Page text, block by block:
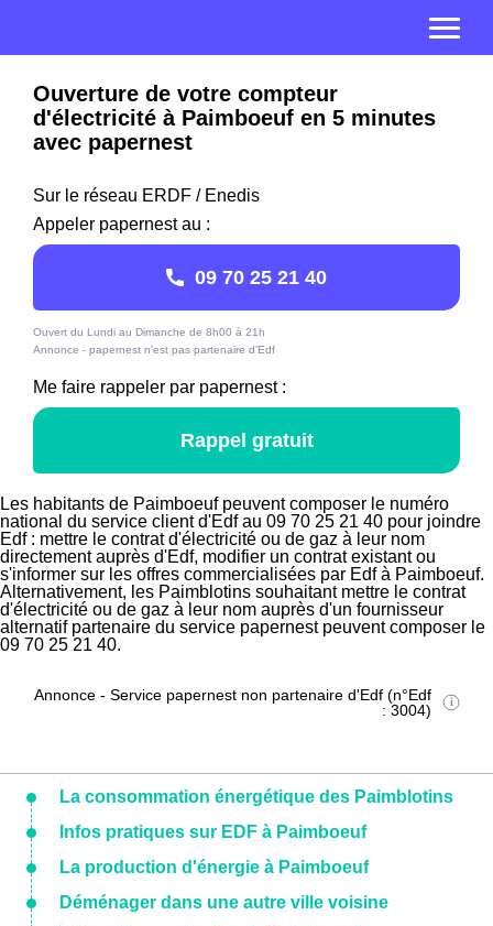
Ouverture de votre compteur
d'électricité à Paimboeuf en 5 minutes
avec papernest
Sur le réseau ERDF / Enedis
Appeler papernest au :
09 70 25 21 40
Ouvert du Lundi au Dimanche de 8h00 à 21h
Annonce - papernest n'est pas partenaire d'Edf
Me faire rappeler par papernest :
Rappel gratuit
Les habitants de Paimboeuf peuvent composer le numéro
national du service client d'Edf au 09 70 25 21 40 pour joindre
Edf : mettre le contrat d'électricité ou de gaz à leur nom
directement auprès d'Edf, modifier un contrat existant ou
s'informer sur les offres commercialisées par Edf à Paimboeuf.
Alternativement, les Paimblotins souhaitant mettre le contrat
d'électricité ou de gaz à leur nom auprès d'un fournisseur
alternatif partenaire du service papernest peuvent composer le
09 70 25 21 40.
Annonce - Service papernest non partenaire d'Edf (n°Edf
: 3004)
La consommation énergétique des Paimblotins
Infos pratiques sur EDF à Paimboeuf
La production d'énergie à Paimboeuf
Déménager dans une autre ville voisine